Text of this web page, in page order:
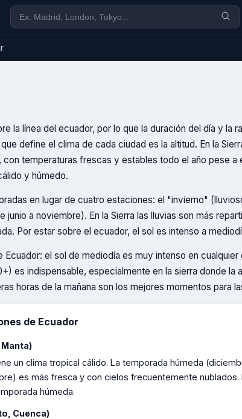
la línea del ecuador, por lo que la duración del día y la
define el clima de cada ciudad es la altitud. En la
temperaturas frescas y estables todo el año pese a
y húmedo.
en lugar de cuatro estaciones: el "invierno"
a noviembre). En la Sierra las lluvias son más
Por estar sobre el ecuador, el sol es intenso a
Ecuador: el sol de mediodía es muy intenso en
es indispensable, especialmente en la sierra donde la
horas de la mañana son los mejores momentos para
de Ecuador
un clima tropical cálido. La temporada húmeda
es más fresca y con cielos frecuentemente nublados.
húmeda.
Cuenca)